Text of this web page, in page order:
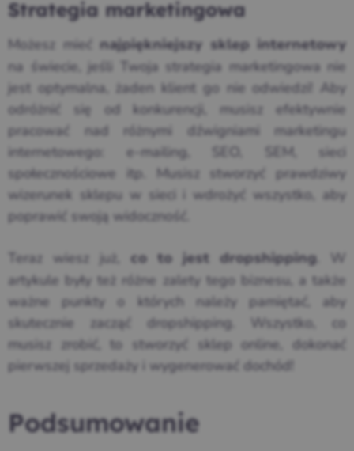
Strategia marketingowa
Możesz mieć
najpiękniejszy sklep internetowy
na świecie, jeśli Twoja strategia marketingowa nie
jest optymalna, żaden klient go nie odwiedzi! Aby
odróżnić się od konkurencji, musisz efektywnie
pracować nad różnymi dźwigniami marketingu
internetowego: e-mailing, SEO, SEM, sieci
społecznościowe itp. Musisz stworzyć prawdziwy
wizerunek sklepu w sieci i wdrożyć wszystko, aby
poprawić swoją widoczność.
Teraz wiesz już, co to jest dropshipping
. W
artykule były też różne zalety tego biznesu, a także
ważne punkty o których należy pamiętać, aby
skutecznie zacząć dropshipping. Wszystko, co
musisz zrobić, to stworzyć sklep online, dokonać
pierwszej sprzedaży i wygenerować dochód!
Podsumowanie